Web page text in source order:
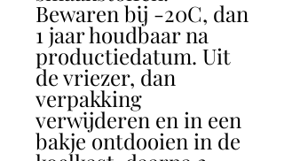
Bewaren bij -20C, dan
1 jaar houdbaar na
productiedatum. Uit
de vriezer, dan
verpakking
verwijderen en in een
bakje ontdooien in de